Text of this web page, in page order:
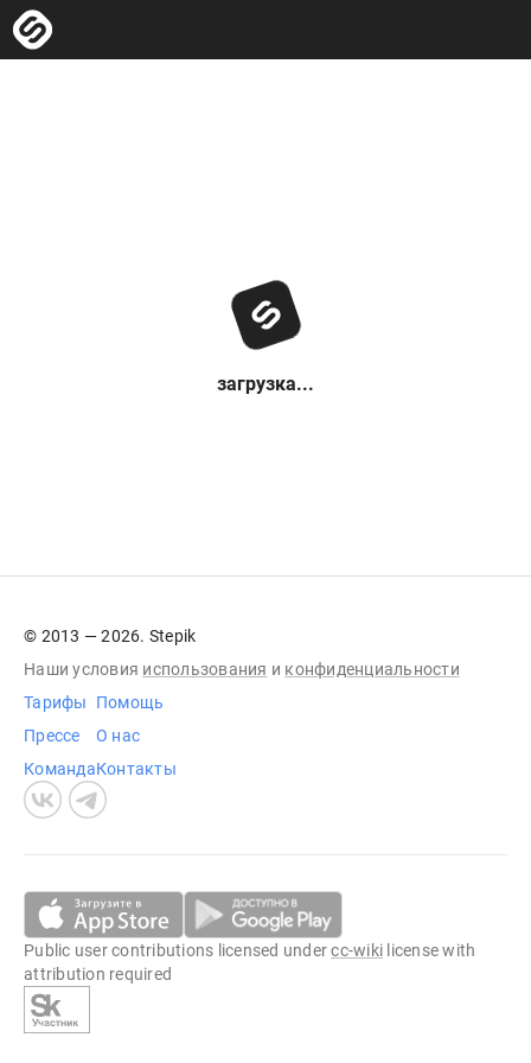
загрузка...
© 2013 — 2026. Stepik
Наши условия использования и конфиденциальности
Тарифы
Прессе
Команда
Помощь
О нас
Контакты
Public user contributions licensed undercc-wiki license with
attribution required